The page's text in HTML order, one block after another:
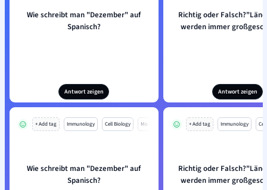
Wie schreibt man "Dezember" auf
Spanisch?
Antwort zeigen
Richtig oder
werden immer
Antwort zeigen
+ Add tag Immunology Cell Biology Mo
Wie schreibt man "Dezember" auf
Spanisch?
+ Add tag Immunology
Richtig oder
werden immer